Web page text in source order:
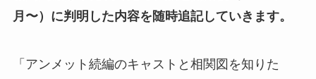
月〜）に判明した内容を随時追記していきます。
「アンメット続編のキャストと相関図を知りた